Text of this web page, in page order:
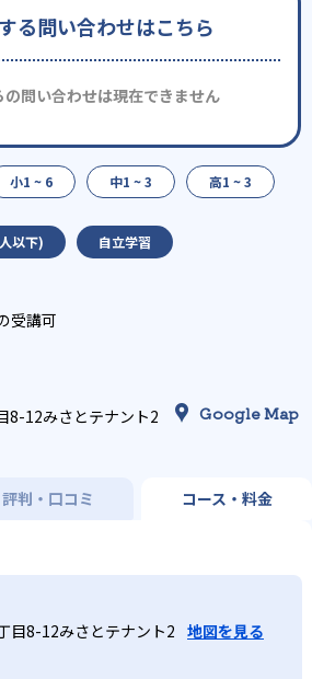
る問い合わせはこちら
の問い合わせは現在できません
小1 ~ 6 中1 ~ 3 高1 ~ 3
以下) 自立学習
受講可
8-12みさとテナント2 Google Map
評判・口コミ コース・料金
目8-12みさとテナント2 地図を見る